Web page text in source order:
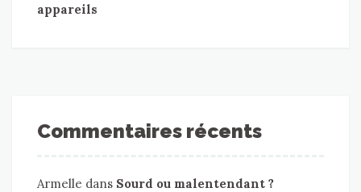
appareils
Commentaires récents
Armelle dans Sourd ou malentendant ?